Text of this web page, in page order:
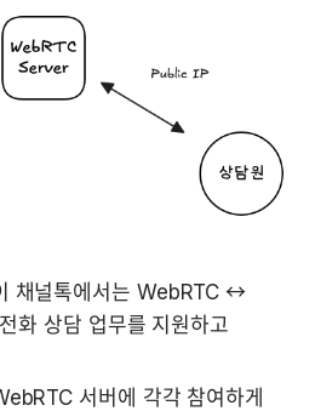
채널톡에서는 WebRTC ↔
화 상담 업무를 지원하고
서버에 각각 참여하게